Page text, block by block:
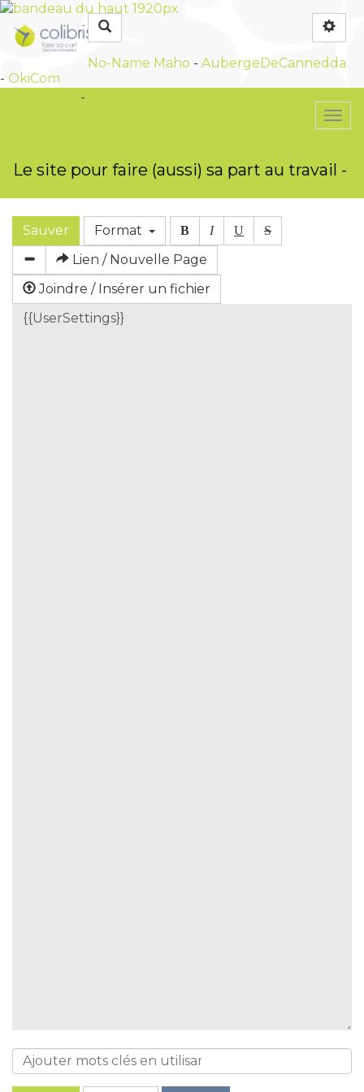
No-Name Maho - AubergeDeCannedda
- OkiCom
Le site pour faire (aussi) sa part au travail -
-
Sauver Format B I U S
Lien / Nouvelle Page
Joindre / Insérer un fichier